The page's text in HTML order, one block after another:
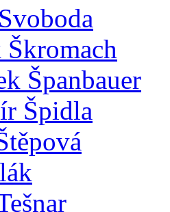
Škromach
Španbauer
Špidla